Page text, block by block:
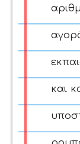
και